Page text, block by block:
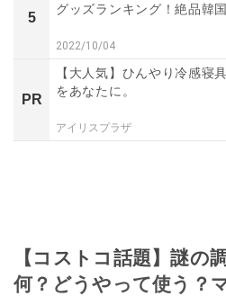
5
グッズランキング！絶品韓
2022/10/04
PR
【大人気】ひんやり冷感寝
をあなたに。
アイリスプラザ
【コストコ話題】謎の
何？どうやって使う？